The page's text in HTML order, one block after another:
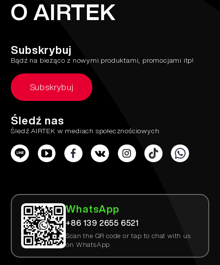
O AIRTEK
Subskrybuj
Bądź na bieżąco z nowymi produktami, promocjami itp!
Subskrybuj
Śledź nas
Śledź AIRTEK w mediach społecznościowych.
WhatsApp
+86 139 2655 6521
Scan the QR code or tap to chat with us
on WhatsApp